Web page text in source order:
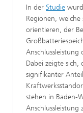
In der Studie
Regionen, welche
orientieren, der
Dabei zeigte sich,
signifikanter
stehen in Baden-